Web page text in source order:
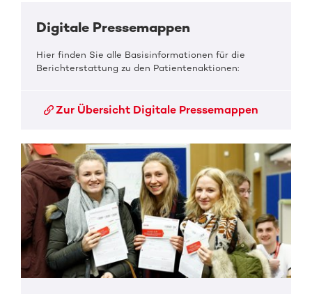
Digitale Pressemappen
Hier finden Sie alle Basisinformationen für die
Berichterstattung zu den Patientenaktionen:
Zur Übersicht Digitale Pressemappen